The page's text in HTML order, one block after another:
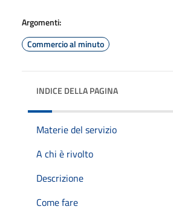
Argomenti:
Commercio al minuto
INDICE DELLA PAGINA
Materie del servizio
A chi è rivolto
Descrizione
Come fare